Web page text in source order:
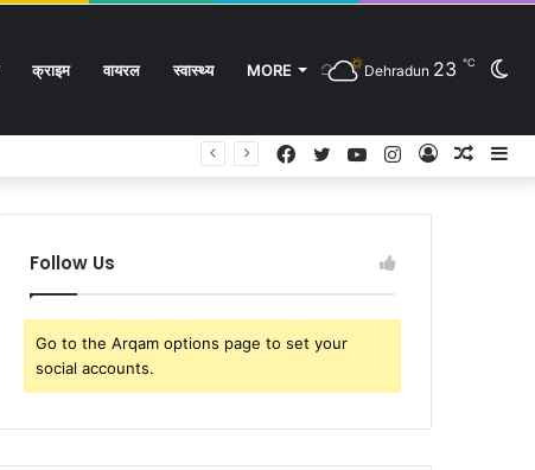
क्राइम वायरल स्वास्थ्य MORE Dehradun 23 ℃
Log
Instagram
YouTube
Twitter
Facebook
Follow Us
Go to the Arqam options page to set your
social accounts.